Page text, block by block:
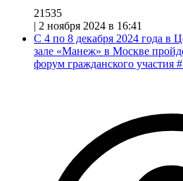
21535
| 2 ноября 2024 в 16:41
С 4 по 8 декабря 2024 года в
зале «Манеж» в Москве
форум гражданского